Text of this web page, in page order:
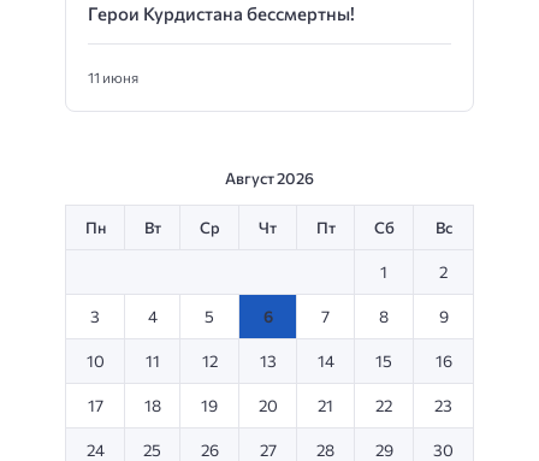
Герои Курдистана бессмертны!
11 июня
Август 2026
Пн Вт Ср Чт Пт Сб Вс
1 2
3 4 5 6 7 8 9
10 11 12 13 14 15 16
17 18 19 20 21 22 23
24 25 26 27 28 29 30